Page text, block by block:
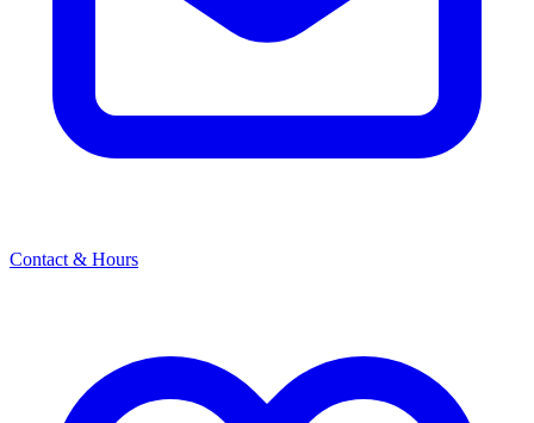
Contact & Hours